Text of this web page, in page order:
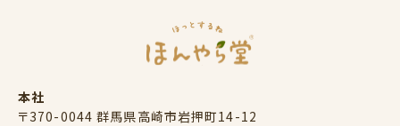
本社
〒370-0044 群馬県高崎市岩押町14-12